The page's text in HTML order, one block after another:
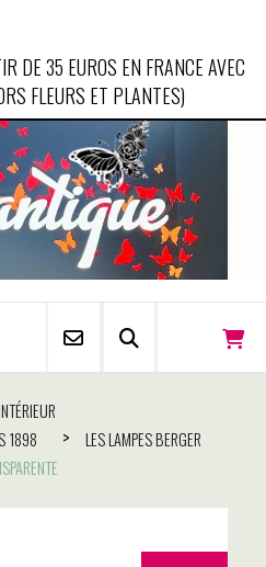
DE 35 EUROS EN FRANCE AVEC
FLEURS ET PLANTES)
1898
LES LAMPES BERGER